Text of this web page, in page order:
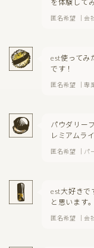
を体験して
匿名希望 ｜会
est使ってみ
です！
匿名希望 ｜専
パウダリー
レミアムラ
匿名希望 ｜パ
est大好きで
と思います
匿名希望 ｜会